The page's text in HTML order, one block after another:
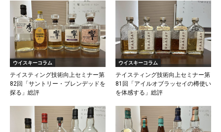
ウイスキーコラム
テイスティング技術向上セミナー第
82回「サントリー・ブレンデッドを
探る」総評
ウイスキーコラム
テイスティング技術向上セミナー第
81回「アイルオブラッセイの樽使い
を体感する」総評